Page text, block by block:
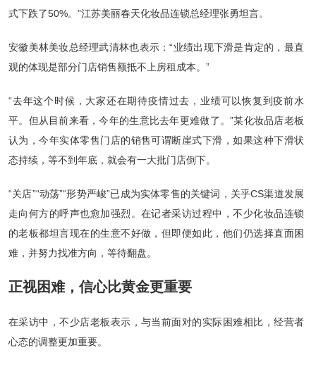
式下跌了50%。”江苏美丽春天化妆品连锁总经理张勇坦言。
安徽美林美妆总经理武清林也表示：“业绩出现下滑是肯定的，最直
观的体现是部分门店销售额抵不上房租成本。”
“去年这个时候，大家还在期待疫情过去，业绩可以恢复到疫前水
平。但从目前来看，今年的生意比去年更难做了。”某化妆品店老板
认为，今年实体零售门店的销售可谓断崖式下滑，如果这种下滑状
态持续，等不到年底，就会有一大批门店倒下。
“关店”“动荡”“形势严峻”已成为实体零售的关键词，关乎CS渠道发展
走向何方的呼声也愈加强烈。在记者采访过程中，不少化妆品连锁
的老板都坦言现在的生意不好做，但即便如此，他们仍选择直面困
难，并努力找准方向，等待翻盘。
正视困难，信心比黄金更重要
在采访中，不少店老板表示，与当前面对的实际困难相比，经营者
心态的调整更加重要。